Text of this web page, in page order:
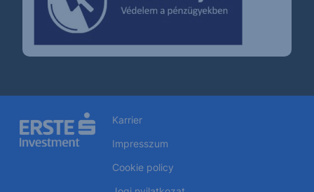
Karrier
Impresszum
Cookie policy